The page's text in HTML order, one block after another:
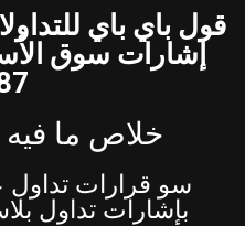
قول باي باي
إشارات سوق
خلاص ما فيه
سو قرارات تداول
بإشارات تداول